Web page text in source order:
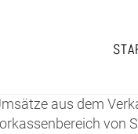
aus dem